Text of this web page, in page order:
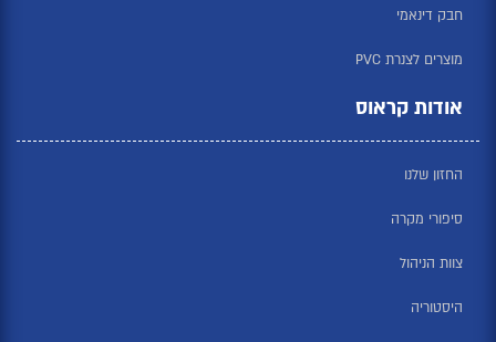
חבק דינאמי
מוצרים לצנרת PVC
אודות קראוס
החזון שלנו
סיפורי מקרה
צוות הניהול
היסטוריה